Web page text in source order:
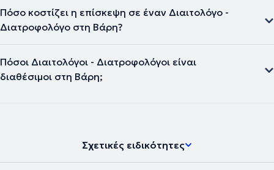
Πόσο κοστίζει η επίσκεψη σε έναν Διαιτολόγο -
Διατροφολόγο στη Βάρη?
Πόσοι Διαιτολόγοι - Διατροφολόγοι είναι
διαθέσιμοι στη Βάρη;
Σχετικές ειδικότητες